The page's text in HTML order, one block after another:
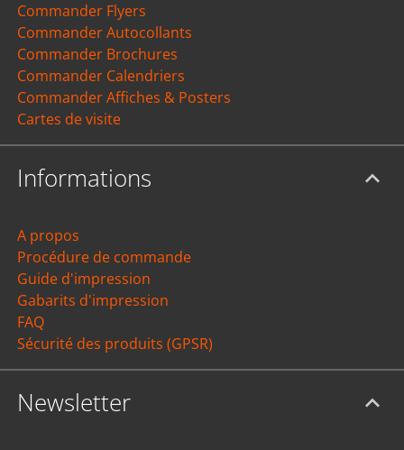
Commander Flyers
Commander Autocollants
Commander Brochures
Commander Calendriers
Commander Affiches & Posters
Cartes de visite
Informations
A propos
Procédure de commande
Guide d'impression
Gabarits d'impression
FAQ
Sécurité des produits (GPSR)
Newsletter